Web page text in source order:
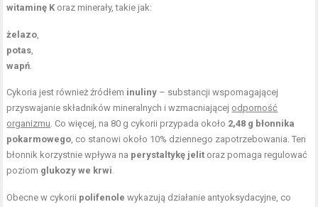
witaminę K oraz minerały, takie jak:
żelazo,
potas,
wapń.
Cykoria jest również źródłem inuliny – substancji wspomagającej
przyswajanie składników mineralnych i wzmacniającej odporność
organizmu. Co więcej, na 80 g cykorii przypada około 2,48 g błonnika
pokarmowego, co stanowi około 10% dziennego zapotrzebowania. Ten
błonnik korzystnie wpływa na perystaltykę jelit oraz pomaga regulować
poziom glukozy we krwi.
Obecne w cykorii polifenole wykazują działanie antyoksydacyjne, co